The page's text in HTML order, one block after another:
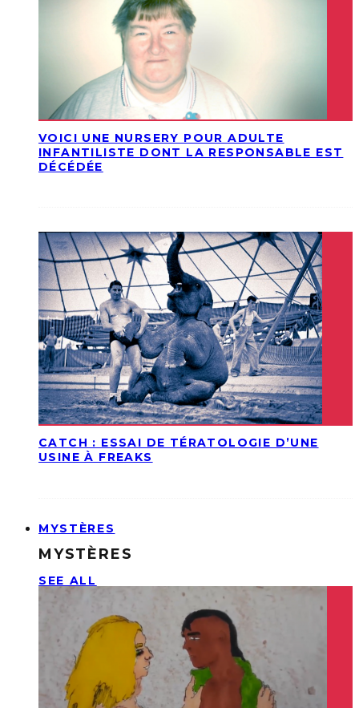
VOICI UNE NURSERY POUR ADULTE
INFANTILISTE DONT LA RESPONSABLE EST
DÉCÉDÉE
CATCH : ESSAI DE TÉRATOLOGIE D’UNE
USINE À FREAKS
MYSTÈRES
MYSTÈRES
SEE ALL